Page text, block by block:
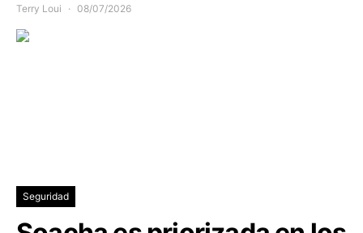
Terry Loui 08/07/2026
Seguridad